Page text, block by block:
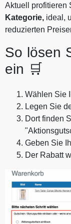
Aktuell profitieren
Kategorie, ideal,
reduzierten
So lösen
ein 🛒
Wählen Sie
Legen Sie
Dort finden
Geben Sie
Der Rabatt